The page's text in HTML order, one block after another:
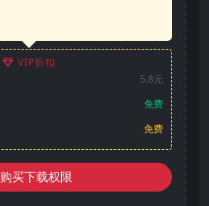
VIP折扣
5.8元
免费
免费
购买下载权限